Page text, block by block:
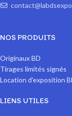
NOS PRODUITS
Originaux BD
Tirages limités signés
Location d'exposition
LIENS UTILES